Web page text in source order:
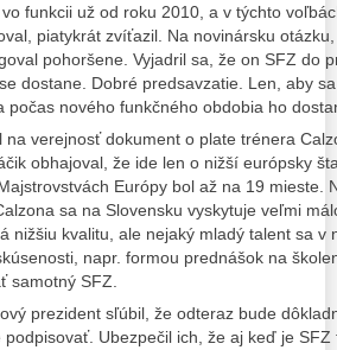
funkcii už od roku 2010, a v týchto
piatykrát zvíťazil. Na novinársku
pohoršene. Vyjadril sa, že on SFZ do
dostane. Dobré predsavzatie. Len, aby
počas nového funkčného obdobia ho
na verejnosť dokument o plate trénera
obhajoval, že ide len o nižší európsky
Európy bol až na 19 mieste.
sa na Slovensku vyskytuje veľmi
nižšiu kvalitu, ale nejaký mladý talent sa v
napr. formou prednášok na
samotný SFZ.
prezident sľúbil, že odteraz bude
Ubezpečil ich, že aj keď je